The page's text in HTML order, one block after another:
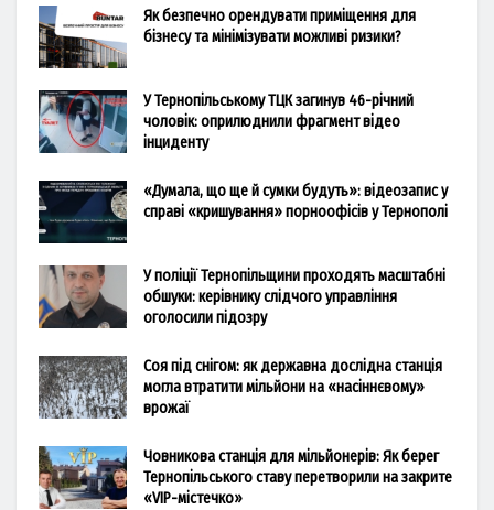
Як безпечно орендувати приміщення для
бізнесу та мінімізувати можливі ризики?
У Тернопільському ТЦК загинув 46-річний
чоловік: оприлюднили фрагмент відео
інциденту
«Думала, що ще й сумки будуть»: відеозапис у
справі «кришування» порноофісів у Тернополі
У поліції Тернопільщини проходять масштабні
обшуки: керівнику слідчого управління
оголосили підозру
Соя під снігом: як державна дослідна станція
могла втратити мільйони на «насіннєвому»
врожаї
Човникова станція для мільйонерів: Як берег
Тернопільського ставу перетворили на закрите
«VIP-містечко»